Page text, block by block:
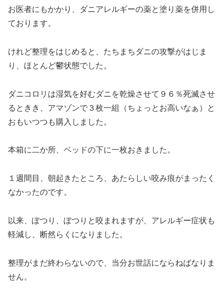
お医者にもかかり、ダニアレルギーの薬と塗り薬を併用し
ております。
けれど整理をはじめると、たちまちダニの攻撃がはじま
り、ほとんど鬱状態でした。
ダニコロリは湿気を好むダニを乾燥させて９６％死滅させ
るときき、アマゾンで３枚一組（ちょっとお高いなぁ）と
おもいつつも購入しました。
本箱に二か所、ベッドの下に一枚おきました。
１週間目、朝起きたところ、あたらしい咬み痕がまったく
なかったのです。
以来、ぽつり、ぽつりと咬まれますが、アレルギー症状も
軽減し、断然らくになりました。
整理がまだ終わらないので、当分お世話にならねばなりま
せん。